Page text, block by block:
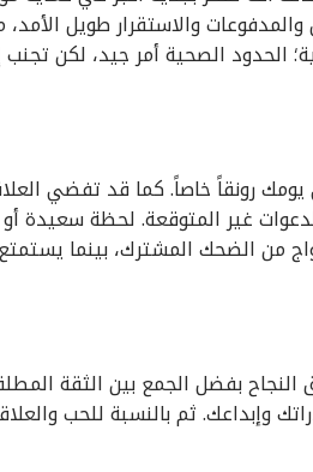
والاستقرار طويل
الحدود الصحية أمر جيد، لكن
رونقاً خاصاً. كما قد تفضي
غير المتوقعة. لحظة سعيدة
من الضحك المشترك، بينما يستمتع
بفضل الجمع بين الثقة
ثم بالنسبة للحب